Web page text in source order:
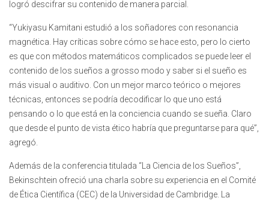
logró descifrar su contenido de manera parcial.
“Yukiyasu Kamitani estudió a los soñadores con resonancia
magnética. Hay críticas sobre cómo se hace esto, pero lo cierto
es que con métodos matemáticos complicados se puede leer el
contenido de los sueños a grosso modo y saber si el sueño es
más visual o auditivo. Con un mejor marco teórico o mejores
técnicas, entonces se podría decodificar lo que uno está
pensando o lo que está en la conciencia cuando se sueña. Claro
que desde el punto de vista ético habría que preguntarse para qué”,
agregó.
Además de la conferencia titulada “La Ciencia de los Sueños”,
Bekinschtein ofreció una charla sobre su experiencia en el Comité
de Ética Científica (CEC) de la Universidad de Cambridge. La